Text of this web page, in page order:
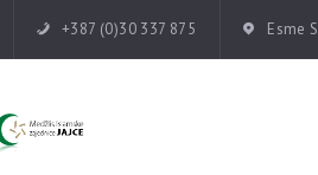
+387 (0)30 337 875 Esme